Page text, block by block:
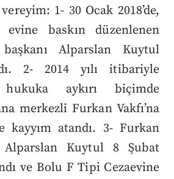
1- 30 Ocak 2018’de,
evine baskın düzenlenen
Alparslan Kuytul
2- 2014 yılı itibariyle
hukuka aykırı biçimde
merkezli Furkan Vakfı’na
kayyım atandı. 3- Furkan
Alparslan Kuytul 8 Şubat
ve Bolu F Tipi Cezaevine